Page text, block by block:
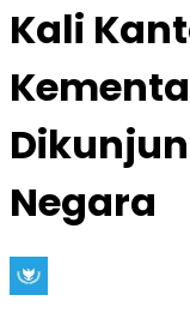
Kali
Negara